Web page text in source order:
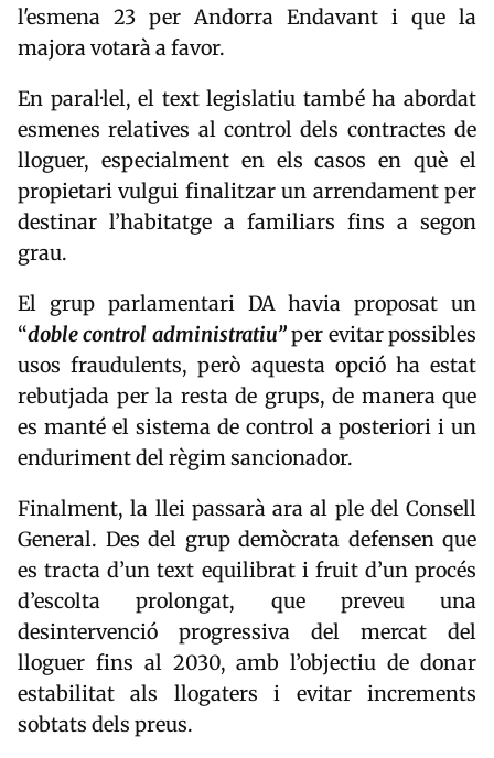
l'esmena 23 per Andorra Endavant i que la
majora votarà a favor.
En paral·lel, el text legislatiu també ha abordat
esmenes relatives al control dels contractes de
lloguer, especialment en els casos en què el
propietari vulgui finalitzar un arrendament per
destinar l’habitatge a familiars fins a segon
grau.
El grup parlamentari DA havia proposat un
“doble control administratiu”per evitar possibles
usos fraudulents, però aquesta opció ha estat
rebutjada per la resta de grups, de manera que
es manté el sistema de control a posteriori i un
enduriment del règim sancionador.
Finalment, la llei passarà ara al ple del Consell
General. Des del grup demòcrata defensen que
es tracta d’un text equilibrat i fruit d’un procés
d’escolta prolongat, que preveu una
desintervenció progressiva del mercat del
lloguer fins al 2030, amb l’objectiu de donar
estabilitat als llogaters i evitar increments
sobtats dels preus.